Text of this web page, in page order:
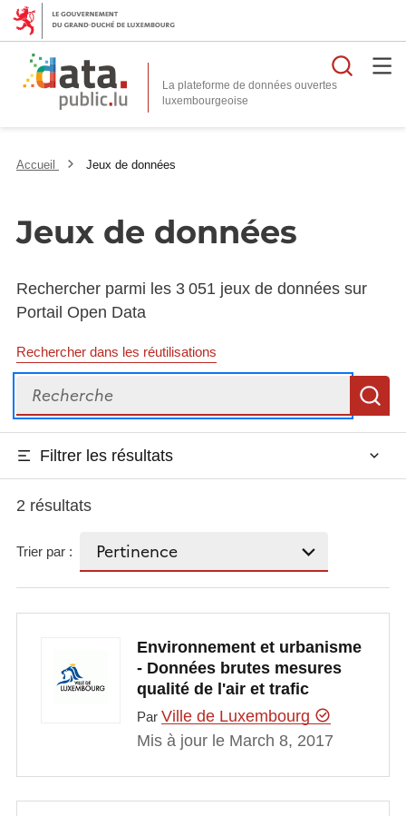
La plateforme de données ouvertes
Accueil Jeux de données
Jeux de données
Rechercher parmi les 3 051 jeux de données sur
Portail Open Data
Rechercher dans les réutilisations
Recherche
Filtrer les résultats
2 résultats
Trier par :
Environnement et urbanisme
- Données brutes mesures
qualité de l'air et trafic
Par Ville de Luxembourg
Mis à jour le March 8, 2017